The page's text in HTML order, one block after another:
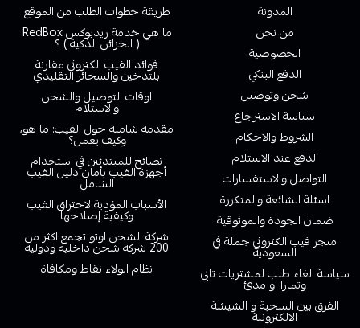
المدونة
من نحن
الخصوصية
الدفع البنكي
شحن وتوصيل
سياسة الاسترجاع
الشروط والاحكام
الدفع عند الاستلام
التواصل والاستفسارات
اسئلة الشائعة والمتكررة
ضمان الجودة والموثوقية
متجر فيب الكتروني جملة في
السعودية
سياسة الغاء طلب لمشتريات تابي
وتمارا او مدئ
الفرق بين السحبة و الشيشة
الالكترونية
طريقة خطوات الطلب من الموقع
ما هي خدمة ريدبوكس RedBox
( الخزائن الذكية ) ؟
فوائد الفيب الكتروني مقارنة
بلتدخين والسجائر التقليدي
اوقات التوصيل والشحن
والاستلام
مقدمة شاملة حول الفيب: ما هو،
وكيف يعمل؟
نصائح للمبتدئين في استخدام
أجهزة الفيب بأمان دليل الفيب
الشامل
الأسباب المؤدية لاحتراق الفيب
وكيفية إصلاحها
شركة الشحن اوتو تجمع اكثر من
200 شركة شحن داخلية ودولية
نظام الولاء نقاط ومكافاة